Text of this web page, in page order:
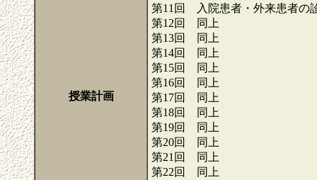
授業計画
第11回 入院患者・外来患者の
第12回 同上
第13回 同上
第14回 同上
第15回 同上
第16回 同上
第17回 同上
第18回 同上
第19回 同上
第20回 同上
第21回 同上
第22回 同上